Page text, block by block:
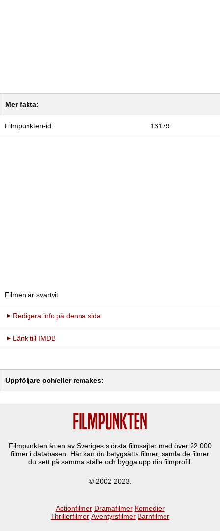
Mer fakta:
Filmpunkten-id: 13179
Filmen är svartvit
Redigera info på denna sida
Länk till IMDB
Uppföljare och/eller remakes:
Filmpunkten är en av Sveriges största filmsajter med över 22 000
filmer i databasen. Här kan du betygsätta filmer, samla de filmer
du sett på samma ställe och bygga upp din filmprofil.
© 2002-2023.
Actionfilmer Dramafilmer Komedier
Thrillerfilmer Äventyrsfilmer Barnfilmer